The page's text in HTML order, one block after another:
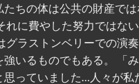
ちの体は公共の財産で
に費やした努力ではな
ラストンベリーでの演
いるものでもある。 「
っていました…人々が